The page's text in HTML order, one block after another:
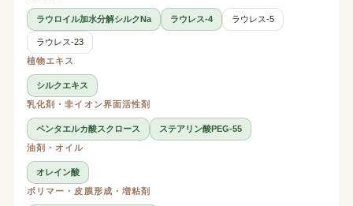
ラウロイル加水分解シルクNa ラウレス-4 ラウレス-5
ラウレス-23
植物エキス
シルクエキス
乳化剤・非イオン界面活性剤
ペンタエルカ酸スクロース
ステアリン酸PEG-55
油剤・オイル
オレイン酸
ポリマー・皮膜形成・増粘剤